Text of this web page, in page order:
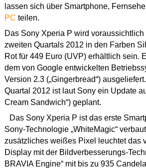
lassen sich über Smartphone,
PC teilen.
Das Sony Xperia P wird
zweiten Quartals 2012 in den Farben
Rot für 449 Euro (UVP) erhältlich sein.
dem von Google entwickelten
Version 2.3 („Gingerbread“)
Quartal 2012 ist laut Sony ein Update
Cream Sandwich“) geplant.
Das Sony Xperia P ist das erste
Sony-Technologie „WhiteMagic“
zusätzliches weißes Pixel leuchtet das
Display mit der Bildverbesserungs-
BRAVIA Engine“ mit bis zu 935